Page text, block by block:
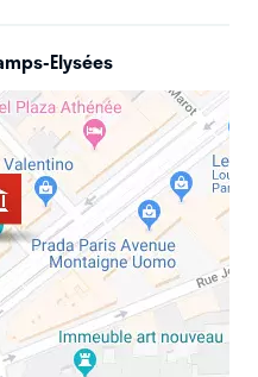
Elysées